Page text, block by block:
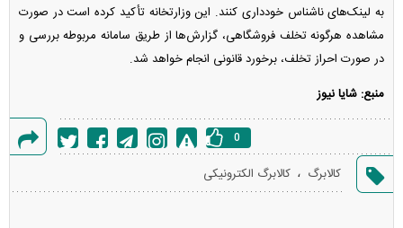
به لینک‌های ناشناس خودداری کنند. این وزارتخانه تأکید کرده است در صورت
مشاهده هرگونه تخلف فروشگاهی، گزارش‌ها از طریق سامانه مربوطه بررسی و
در صورت احراز تخلف، برخورد قانونی انجام خواهد شد.
منبع: شایا نیوز
خطا
0
کالابرگ ، کالابرگ الکترونیکی